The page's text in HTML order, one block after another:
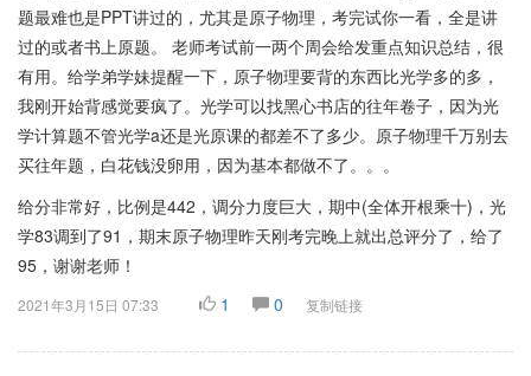
题最难也是PPT讲过的，尤其是原子物理，考完试你一看，全是讲
过的或者书上原题。 老师考试前一两个周会给发重点知识总结，很
有用。给学弟学妹提醒一下，原子物理要背的东西比光学多的多，
我刚开始背感觉要疯了。光学可以找黑心书店的往年卷子，因为光
学计算题不管光学a还是光原课的都差不了多少。原子物理千万别去
买往年题，白花钱没卵用，因为基本都做不了。。。
给分非常好，比例是442，调分力度巨大，期中(全体开根乘十)，光
学83调到了91，期末原子物理昨天刚考完晚上就出总评分了，给了
95，谢谢老师！
2021年3月15日 07:33 1 0 复制链接